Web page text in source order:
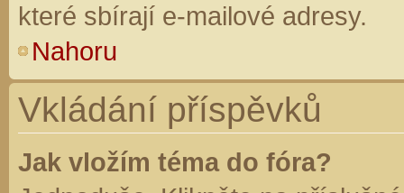
které sbírají e-mailové adresy.
Nahoru
Vkládání příspěvků
Jak vložím téma do fóra?